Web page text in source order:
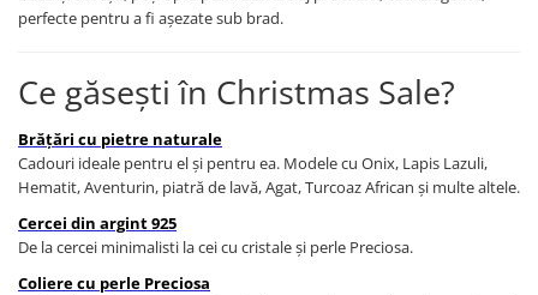
Coliere cu Zodii
Coliere cu Animale
Coliere cu Molecule
Coliere Diverse
BRĂȚĂRI
BRĂȚĂRI CU ȘNUR REGLABIL
Brățări din Aur cu șnur reglabil
Brățări din Argint cu șnur reglabil
perfecte pentru a fi așezate sub brad.
Ce găsești în Christmas Sale?
Brățări cu pietre naturale
Cadouri ideale pentru el și pentru ea. Modele cu Onix, Lapis Lazuli,
Hematit, Aventurin, piatră de lavă, Agat, Turcoaz African și multe altele.
Cercei din argint 925
De la cercei minimalisti la cei cu cristale și perle Preciosa.
Coliere cu perle Preciosa